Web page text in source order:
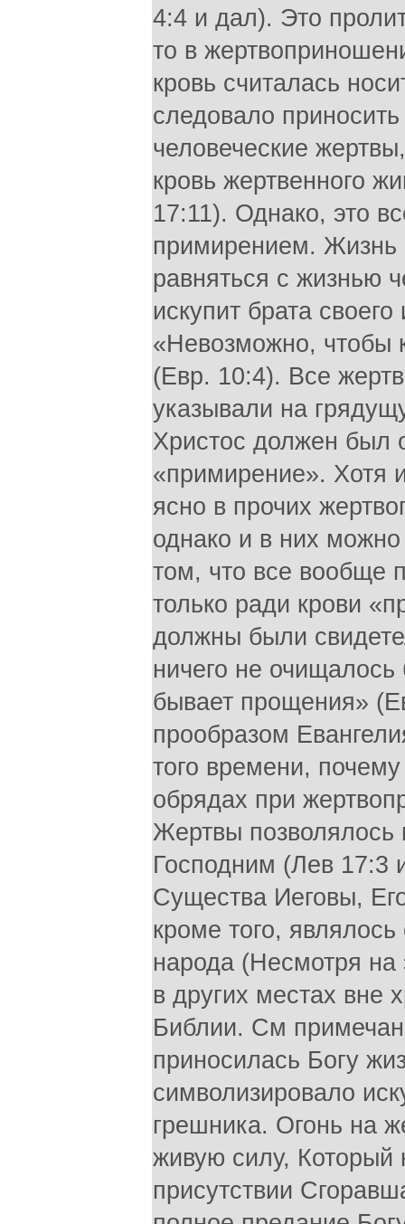
4:4 и дал). Это
то в
кровь считалась
следовало
человеческие
кровь жертвенного
17:11). Однако, это
примирением. Жизнь
равняться с жизнью
искупит брата
«Невозможно, чтобы
(Евр. 10:4). Все
указывали на
Христос должен был
«примирение». Хотя
ясно в прочих
однако и в них
том, что все вообще
только ради крови
должны были
ничего не очищалось
бывает прощения»
прообразом
того времени,
обрядах при
Жертвы позволялось
Господним (Лев 17:3
Существа Иеговы,
кроме того,
народа (Несмотря
в других местах вне
Библии. См
приносилась Богу
символизировало
грешника. Огонь на
живую силу, Который
присутствии